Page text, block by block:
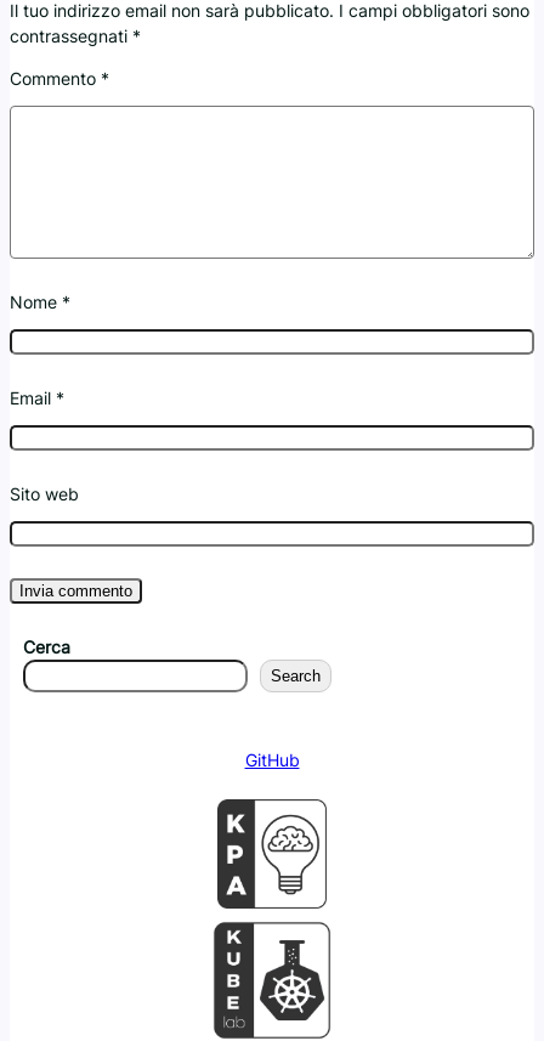
Il tuo indirizzo email non sarà pubblicato. I campi obbligatori sono
contrassegnati *
Commento *
Nome *
Email *
Sito web
Cerca
Search
GitHub